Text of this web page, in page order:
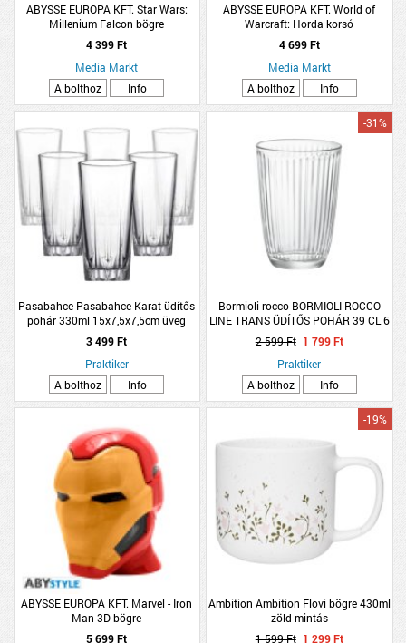
ABYSSE EUROPA KFT. Star Wars:
Millenium Falcon bögre
(Kiegészítők/Relikviák)
4 399 Ft
Media Markt
A bolthoz
Info
ABYSSE EUROPA KFT. World of
Warcraft: Horda korsó
(Kiegészítők/Relikviák)
4 699 Ft
Media Markt
A bolthoz
Info
Pasabahce Pasabahce Karat üdítős
pohár 330ml 15x7,5x7,5cm üveg
3 499 Ft
Praktiker
A bolthoz
Info
Bormioli rocco BORMIOLI ROCCO
LINE TRANS ÜDÍTŐS POHÁR 39 CL 6
DB
-31%
2 599 Ft 1 799 Ft
Praktiker
A bolthoz
Info
ABYSSE EUROPA KFT. Marvel - Iron
Man 3D bögre
(Kiegészítők/Relikviák)
5 699 Ft
Ambition Ambition Flovi bögre 430ml
zöld mintás
-19%
1 599 Ft 1 299 Ft